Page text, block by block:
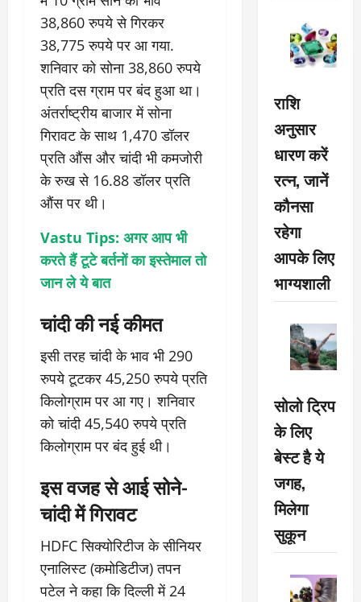
38,860 रुपये से गिरकर
38,775 रुपये पर आ गया.
शनिवार को सोना 38,860 रुपये
प्रति दस ग्राम पर बंद हुआ था।
अंतर्राष्ट्रीय बाजार में सोना
गिरावट के साथ 1,470 डॉलर
प्रति औंस और चांदी भी कमजोरी
के रुख से 16.88 डॉलर प्रति
औंस पर थी।
Vastu Tips: अगर आप भी
करते हैं टूटे बर्तनों का इस्तेमाल तो
जान ले ये बात
चांदी की नई कीमत
इसी तरह चांदी के भाव भी 290
रुपये टूटकर 45,250 रुपये प्रति
किलोग्राम पर आ गए। शनिवार
को चांदी 45,540 रुपये प्रति
किलोग्राम पर बंद हुई थी।
इस वजह से आई सोने-
चांदी में गिरावट
HDFC सिक्योरिटीज के सीनियर
एनालिस्ट (कमोडिटीज) तपन
पटेल ने कहा कि दिल्ली में 24
राशि
अनुसार
धारण करें
रत्न, जानें
कौनसा
रहेगा
आपके लिए
भाग्यशाली
सोलो ट्रिप
के लिए
बेस्ट है ये
जगह,
मिलेगा
सुकून